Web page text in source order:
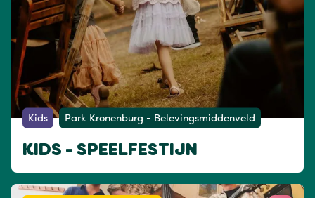
Kids Park Kronenburg - Belevingsmiddenveld
KIDS - SPEELFESTIJN